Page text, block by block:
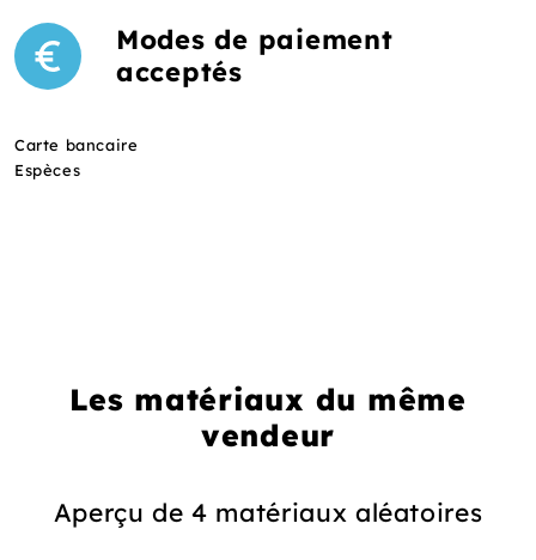
Modes de paiement
acceptés
Carte bancaire
Espèces
Les matériaux du même
vendeur
Aperçu de 4 matériaux aléatoires